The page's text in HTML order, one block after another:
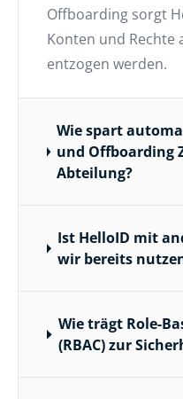
Offboarding sorgt
Konten und
entzogen werden.
Wie spart
und Offboarding
Abteilung?
Ist HelloID mit
wir bereits
Wie trägt Role-
(RBAC) zur